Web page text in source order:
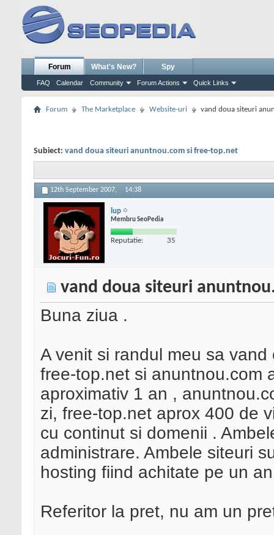
Forum
FAQ Calendar Community Forum Actions Quick Links
What's New? Spy
Forum The Marketplace Website-uri vand doua siteuri
Subiect: vand doua siteuri anuntnou.com si free-top.net
12th September 2007, 14:38
lup
Membru SeoPedia
Reputatie: 35
vand doua siteuri
Buna ziua .
A venit si randul meu sa vand
free-top.net si anuntnou.com
aproximativ 1 an ,
zi, free-top.net aprox 400 de
cu continut si domenii .
administrare. Ambele siteuri
hosting fiind achitate pe un
Referitor la pret, nu am un